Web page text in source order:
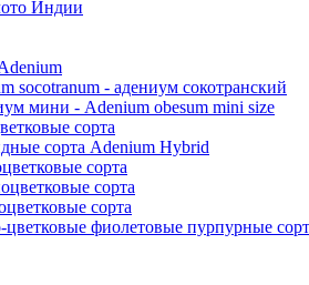
Индии
socotranum - адениум сокотранский
мини - Adenium obesum mini size
сорта
сорта Adenium Hybrid
сорта
сорта
сорта
цветковые фиолетовые пурпурные